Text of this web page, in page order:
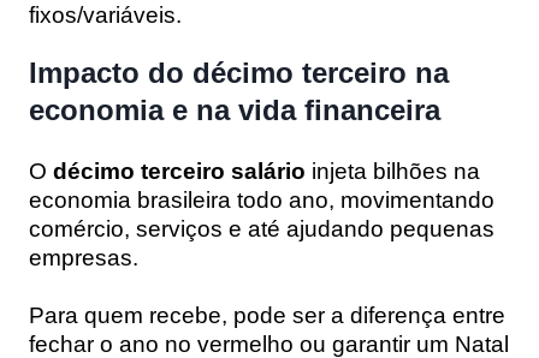
fixos/variáveis.
Impacto do décimo terceiro na
economia e na vida financeira
O décimo terceiro salário injeta bilhões na
economia brasileira todo ano, movimentando
comércio, serviços e até ajudando pequenas
empresas.
Para quem recebe, pode ser a diferença entre
fechar o ano no vermelho ou garantir um Natal